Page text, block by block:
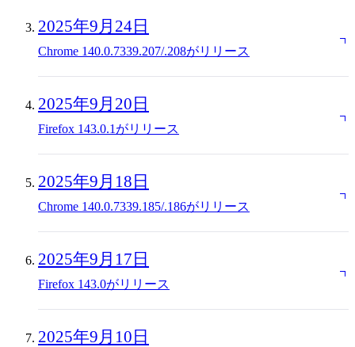
2025年9月24日
Chrome 140.0.7339.207/.208がリリース
2025年9月20日
Firefox 143.0.1がリリース
2025年9月18日
Chrome 140.0.7339.185/.186がリリース
2025年9月17日
Firefox 143.0がリリース
2025年9月10日